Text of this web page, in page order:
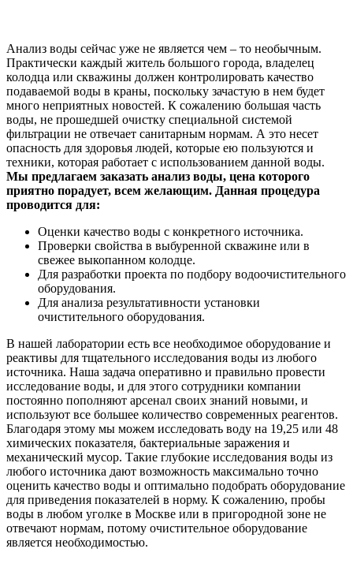
Анализ воды сейчас уже не является чем – то необычным.
Практически каждый житель большого города, владелец
колодца или скважины должен контролировать качество
подаваемой воды в краны, поскольку зачастую в нем будет
много неприятных новостей. К сожалению большая часть
воды, не прошедшей очистку специальной системой
фильтрации не отвечает санитарным нормам. А это несет
опасность для здоровья людей, которые ею пользуются и
техники, которая работает с использованием данной воды.
Мы предлагаем заказать анализ воды, цена которого
приятно порадует, всем желающим. Данная процедура
проводится для:
Оценки качество воды с конкретного источника.
Проверки свойства в выбуренной скважине или в
свежее выкопанном колодце.
Для разработки проекта по подбору водоочистительного
оборудования.
Для анализа результативности установки
очистительного оборудования.
В нашей лаборатории есть все необходимое оборудование и
реактивы для тщательного исследования воды из любого
источника. Наша задача оперативно и правильно провести
исследование воды, и для этого сотрудники компании
постоянно пополняют арсенал своих знаний новыми, и
используют все большее количество современных реагентов.
Благодаря этому мы можем исследовать воду на 19,25 или 48
химических показателя, бактериальные заражения и
механический мусор. Такие глубокие исследования воды из
любого источника дают возможность максимально точно
оценить качество воды и оптимально подобрать оборудование
для приведения показателей в норму. К сожалению, пробы
воды в любом уголке в Москве или в пригородной зоне не
отвечают нормам, потому очистительное оборудование
является необходимостью.